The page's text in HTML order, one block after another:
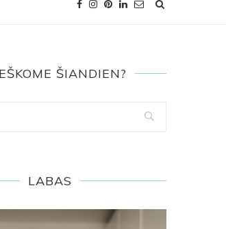
ŠIANDIEN?
LABAS